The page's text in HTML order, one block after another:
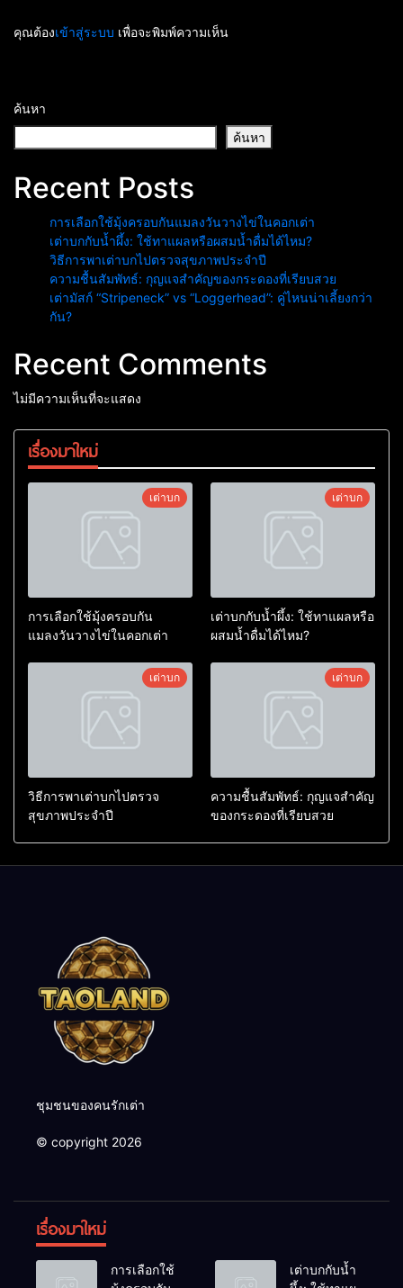
คุณต้องเข้าสู่ระบบ เพื่อจะพิมพ์ความเห็น
ค้นหา
ค้นหา
Recent Posts
การเลือกใช้มุ้งครอบกันแมลงวันวางไข่ในคอกเต่า
เต่าบกกับน้ำผึ้ง: ใช้ทาแผลหรือผสมน้ำดื่มได้ไหม?
วิธีการพาเต่าบกไปตรวจสุขภาพประจำปี
ความชื้นสัมพัทธ์: กุญแจสำคัญของกระดองที่เรียบสวย
เต่ามัสก์ “Stripeneck” vs “Loggerhead”: คู่ไหนน่าเลี้ยงกว่า
กัน?
Recent Comments
ไม่มีความเห็นที่จะแสดง
เรื่องมาใหม่
เต่าบก
การเลือกใช้มุ้งครอบกัน
แมลงวันวางไข่ในคอกเต่า
เต่าบก
เต่าบกกับน้ำผึ้ง: ใช้ทาแผลหรือ
ผสมน้ำดื่มได้ไหม?
เต่าบก
วิธีการพาเต่าบกไปตรวจ
สุขภาพประจำปี
เต่าบก
ความชื้นสัมพัทธ์: กุญแจสำคัญ
ของกระดองที่เรียบสวย
ชุมชนของคนรักเต่า
© copyright 2026
เรื่องมาใหม่
การเลือกใช้
เต่าบกกับน้ำ